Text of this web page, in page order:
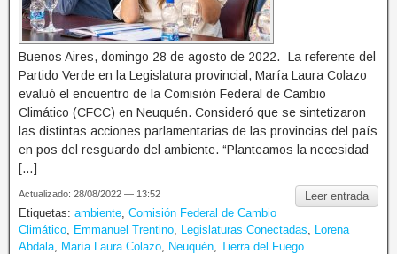
Buenos Aires, domingo 28 de agosto de 2022.- La referente del
Partido Verde en la Legislatura provincial, María Laura Colazo
evaluó el encuentro de la Comisión Federal de Cambio
Climático (CFCC) en Neuquén. Consideró que se sintetizaron
las distintas acciones parlamentarias de las provincias del país
en pos del resguardo del ambiente. “Planteamos la necesidad
[…]
Leer entrada
Actualizado: 28/08/2022 — 13:52
Etiquetas: ambiente Comisión Federal de Cambio
Climático
Emmanuel Trentino Legislaturas Conectadas
Lorena
Abdala
María Laura Colazo Neuquén Tierra del Fuego